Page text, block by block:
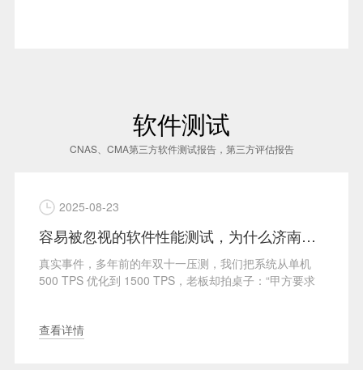
软件测试
CNAS、CMA第三方软件测试报告，第三方评估报告
2025-08-23
容易被忽视的软件性能测试，为什么济南第三方软件测试报告中性能指标如此重要？
真实事件，多年前的年双十一压测，我们把系统从单机
500 TPS 优化到 1500 TPS，老板却拍桌子：“甲方要求
查看详情